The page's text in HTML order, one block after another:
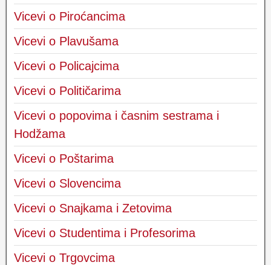
Vicevi o Piroćancima
Vicevi o Plavušama
Vicevi o Policajcima
Vicevi o Političarima
Vicevi o popovima i časnim sestrama i
Hodžama
Vicevi o Poštarima
Vicevi o Slovencima
Vicevi o Snajkama i Zetovima
Vicevi o Studentima i Profesorima
Vicevi o Trgovcima